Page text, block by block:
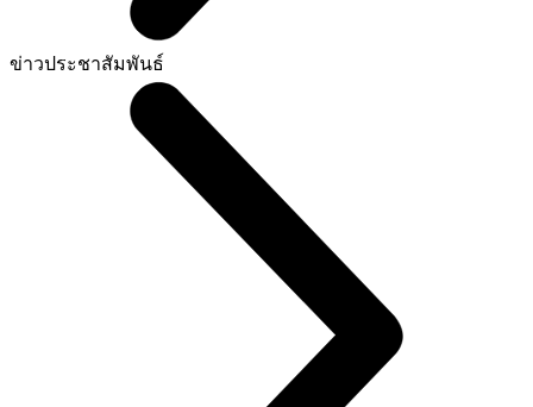
ข่าวประชาสัมพันธ์